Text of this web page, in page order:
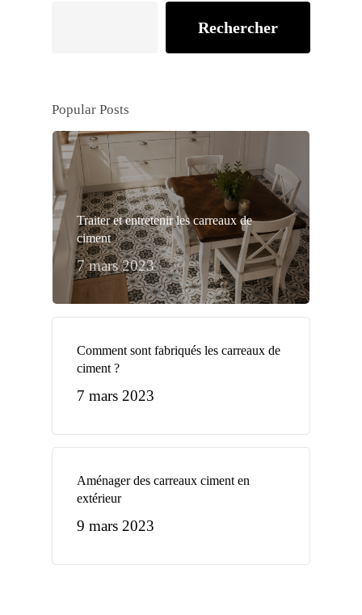
Rechercher
Popular Posts
Traiter et entretenir les carreaux de
ciment
7 mars 2023
Comment sont fabriqués les carreaux de
ciment ?
7 mars 2023
Aménager des carreaux ciment en
extérieur
9 mars 2023